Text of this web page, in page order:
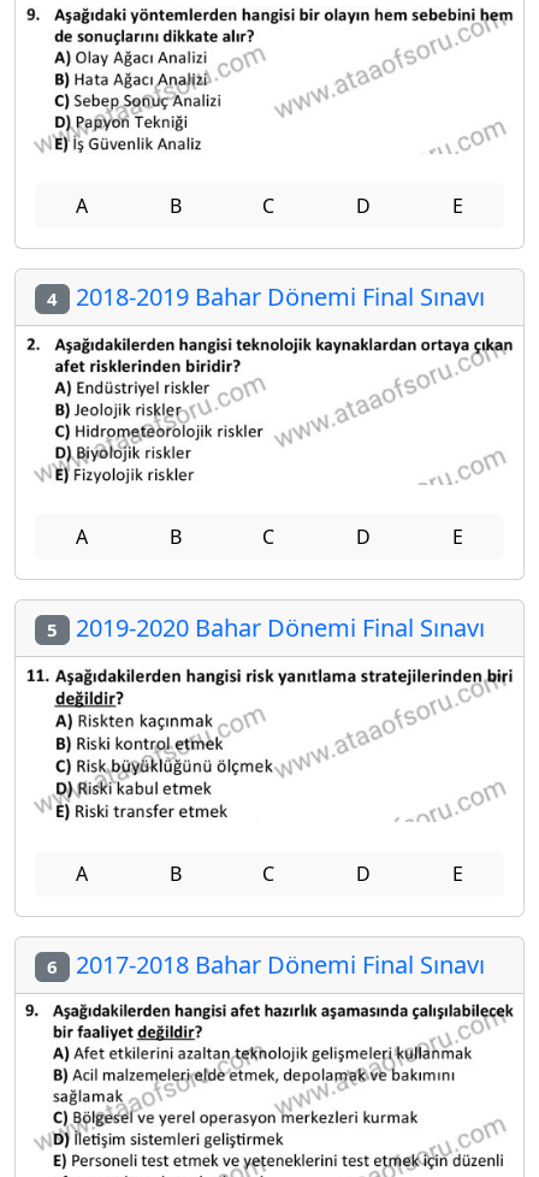
A B C D E
4 2018-2019 Bahar Dönemi Final Sınavı
A B C D E
5 2019-2020 Bahar Dönemi Final Sınavı
A B C D E
6 2017-2018 Bahar Dönemi Final Sınavı